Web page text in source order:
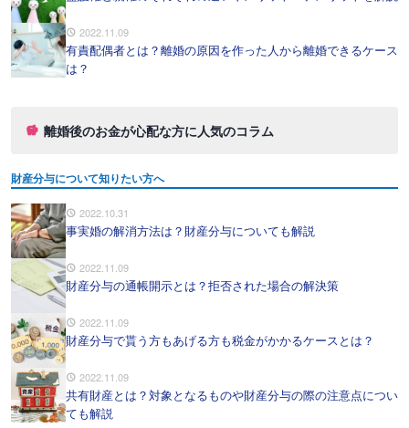
2022.11.09
有責配偶者とは？離婚の原因を作った人から離婚できるケース
は？
離婚後のお金が心配な方に人気のコラム
財産分与について知りたい方へ
2022.10.31
事実婚の解消方法は？財産分与についても解説
2022.11.09
財産分与の通帳開示とは？拒否された場合の解決策
2022.11.09
財産分与で貰う方もあげる方も税金がかかるケースとは？
2022.11.09
共有財産とは？対象となるものや財産分与の際の注意点につい
ても解説